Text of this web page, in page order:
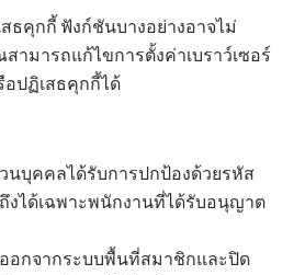
ธคุกกี้ ฟังก์ชันบางอย่างอาจไม่
ามารถแก้ไขการตั้งค่าเบราว์เซอร์
ปฏิเสธคุกกี้ได้
บุคคลได้รับการปกป้องด้วยรหัส
งได้เฉพาะพนักงานที่ได้รับอนุญาต
อกจากระบบพื้นที่สมาชิกและปิด